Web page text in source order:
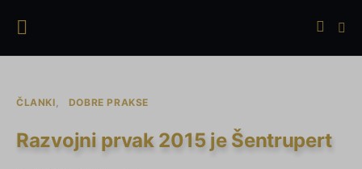
ČLANKI DOBRE PRAKSE
Razvojni prvak 2015 je Šentrupert